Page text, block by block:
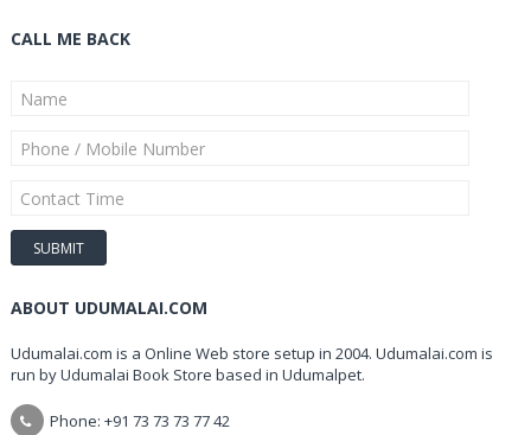
CALL ME BACK
ABOUT UDUMALAI.COM
Udumalai.com is a Online Web store setup in 2004. Udumalai.com is
run by Udumalai Book Store based in Udumalpet.
Phone: +91 73 73 73 77 42